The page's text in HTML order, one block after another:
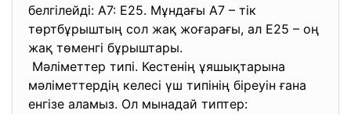
белгілейді: A7: E25. Мұндағы А7 – тік
төртбұрыштың сол жақ жоғарағы, ал Е25 – оң
жақ төменгі бұрыштары.
Мәліметтер типі. Кестенің ұяшықтарына
мәліметтердің келесі үш типінің біреуін ғана
енгізе аламыз. Ол мынадай типтер: